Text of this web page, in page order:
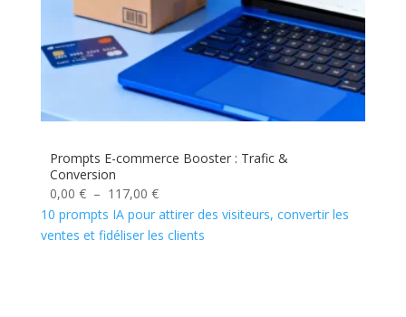
Prompts E-commerce Booster : Trafic &
Conversion
0,00 € – 117,00 €Plage
de
prix :
10 prompts IA pour attirer des visiteurs, convertir les
ventes et fidéliser les clients